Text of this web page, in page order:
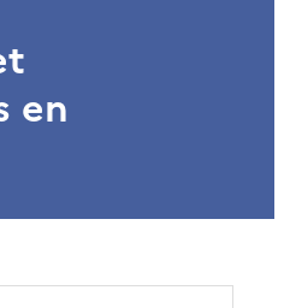
en